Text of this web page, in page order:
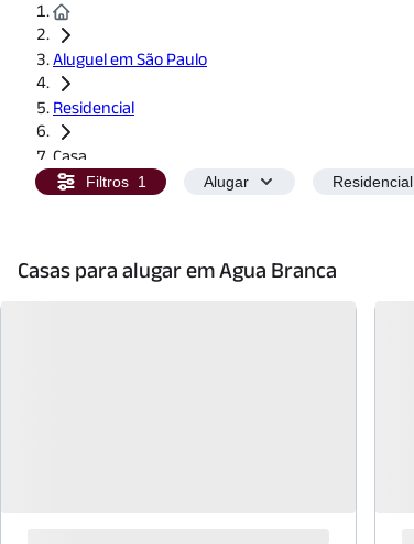
Aluguel em São Paulo
Residencial
Casa
Filtros 1 Alugar Residencial
Casas para alugar em Agua Branca